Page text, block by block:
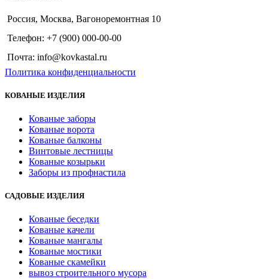
Россия, Москва, Вагоноремонтная 10
Телефон: +7 (900) 000-00-00
Почта: info@kovkastal.ru
Политика конфиденциальности
КОВАНЫЕ ИЗДЕЛИЯ
Кованые заборы
Кованые ворота
Кованые балконы
Винтовые лестницы
Кованые козырьки
Заборы из профнастила
САДОВЫЕ ИЗДЕЛИЯ
Кованые беседки
Кованые качели
Кованые мангалы
Кованые мостики
Кованые скамейки
вывоз строительного мусора